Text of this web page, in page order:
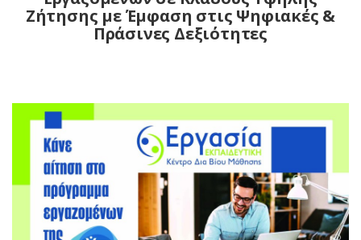
Ζήτησης με Έμφαση στις Ψηφιακές &
Πράσινες Δεξιότητες